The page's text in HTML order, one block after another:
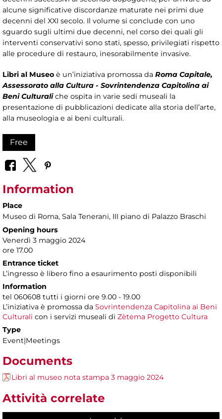
alcune significative discordanze maturate nei primi due
decenni del XXI secolo. Il volume si conclude con uno
sguardo sugli ultimi due decenni, nel corso dei quali gli
interventi conservativi sono stati, spesso, privilegiati rispetto
alle procedure di restauro, inesorabilmente invasive.
Libri al Museo è un’iniziativa promossa da Roma Capitale,
Assessorato alla Cultura - Sovrintendenza Capitolina ai
Beni Culturaliche ospita in varie sedi museali la
presentazione di pubblicazioni dedicate alla storia dell’arte,
alla museologia e ai beni culturali.
Free
Information
Place
Museo di Roma, Sala Tenerani, III piano di Palazzo Braschi
Opening hours
Venerdì 3 maggio 2024
ore 17.00
Entrance ticket
L’ingresso è libero fino a esaurimento posti disponibili
Information
tel 060608 tutti i giorni ore 9.00 - 19.00
L’iniziativa è promossa da Sovrintendenza Capitolina ai Beni
Culturali con i servizi museali di Zètema Progetto Cultura
Type
Event|Meetings
Documents
Libri al museo nota stampa 3 maggio 2024
Attività correlate